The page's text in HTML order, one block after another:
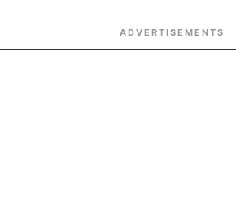
ADVERTISEMENTS